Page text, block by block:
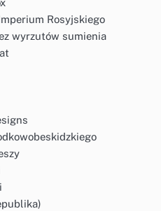
Rosyjskiego
wyrzutów sumienia